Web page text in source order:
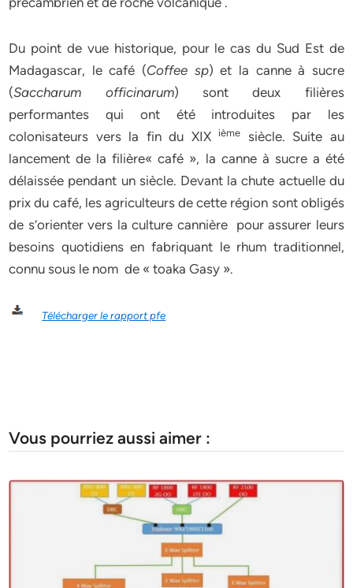
Du point de vue historique, pour le cas du Sud Est de
Madagascar, le café (Coffee sp) et la canne à sucre
(Saccharum officinarum) sont deux filières
performantes qui ont été introduites par les
colonisateurs vers la fin du XIX
ième
siècle. Suite au
lancement de la filière« café », la canne à sucre a été
délaissée pendant un siècle. Devant la chute actuelle du
prix du café, les agriculteurs de cette région sont obligés
de s’orienter vers la culture cannière pour assurer leurs
besoins quotidiens en fabriquant le rhum traditionnel,
connu sous le nom de « toaka Gasy ».
Télécharger le rapport pfe
Vous pourriez aussi aimer :